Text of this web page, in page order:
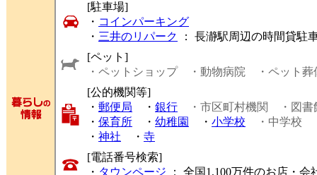
[駐車場]
・ コインパーキング
・ 三井のリパーク
： 長瀞駅周辺の時間貸駐
[ペット]
・ペットショップ
・動物病院
・ペット葬
[公的機関等]
・ 郵便局 ・ 銀行 ・市区町村機関
・図書
・ 保育所 ・ 幼稚園 ・ 小学校 ・中学校
・ 神社 ・ 寺
[電話番号検索]
・ タウンページ ： 全国1,100万件のお店・